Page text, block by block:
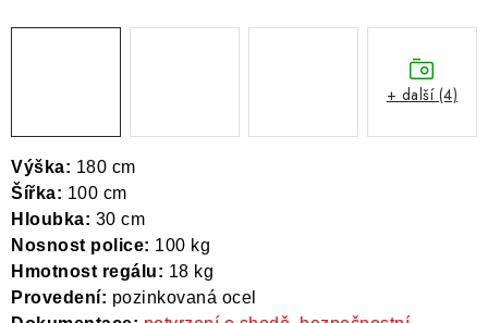
NAPIŠTE NÁM
KONTAKTY
BLOG
Výška: 180 cm
Šířka: 100 cm
Hloubka: 30 cm
Nosnost police: 100 kg
Hmotnost regálu: 18 kg
Provedení: pozinkovaná ocel
+ další (4)